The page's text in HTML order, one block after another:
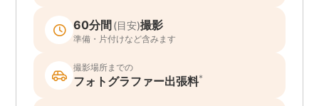
60分間(目安)撮影
準備・片付けなど含みます
撮影場所までの
フォトグラファー出張料*